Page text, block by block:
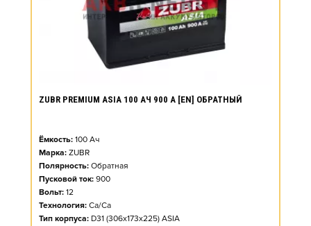
ZUBR PREMIUM ASIA 100 АЧ 900 А [EN] ОБРАТНЫЙ
Ёмкость: 100 Ач
Марка: ZUBR
Полярность: Обратная
Пусковой ток: 900
Вольт: 12
Технология: Ca/Ca
Тип корпуса: D31 (306x173x225) ASIA